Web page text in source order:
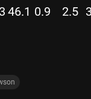
46.1 0.9 2.5